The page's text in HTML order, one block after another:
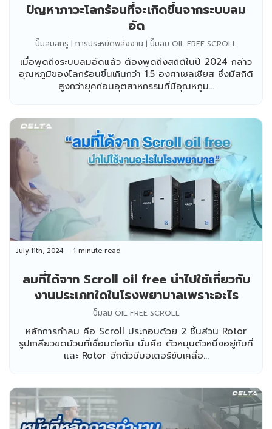
ปัญหาภาวะโลกร้อนที่จะเกิดขึ้นจากระบบลม
อัด
ปั๊มลมสกรู | การประหยัดพลังงาน | ปั๊มลม OIL FREE SCROLL
เมื่อพูดถึงระบบลมอัดแล้ว ต้องพูดถึงสถิติในปี 2024 กล่าว
อุณหภูมิของโลกร้อนขึ้นเกินกว่า 1.5 องศาเซลเซียส ซึ่งมีสถิติ
สูงกว่ายุคก่อนอุตสาหกรรมที่มีอุณหภูม...
ลมที่ได้จาก Scroll oil free นำไปใช้เกี่ยวกับ
งานประเภทใดในโรงพยาบาลเพราะอะไร
July 11th, 2024 1 minute read
ปั๊มลม OIL FREE SCROLL
หลักการทำลม คือ Scroll ประกอบด้วย 2 ชิ้นส่วน Rotor
รูปเกลียวขดม้วนที่เชื่อมต่อกัน นั่นคือ ตัวหมุนตัวหนึ่งอยู่กับที่
และ Rotor อีกตัวมีมอเตอร์ขับเคลื่อ...